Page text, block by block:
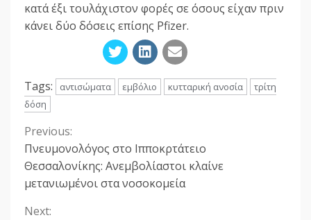
κατά έξι τουλάχιστον φορές σε όσους είχαν πριν
κάνει δύο δόσεις επίσης Pfizer.
Tags: αντισώματα εμβόλιο κυτταρική ανοσία
τρίτη
δόση
Continue
Reading
Previous:
Πνευμονολόγος στο Ιπποκρτάτειο
Θεσσαλονίκης: Ανεμβολίαστοι κλαίνε
μετανιωμένοι στα νοσοκομεία
Next: